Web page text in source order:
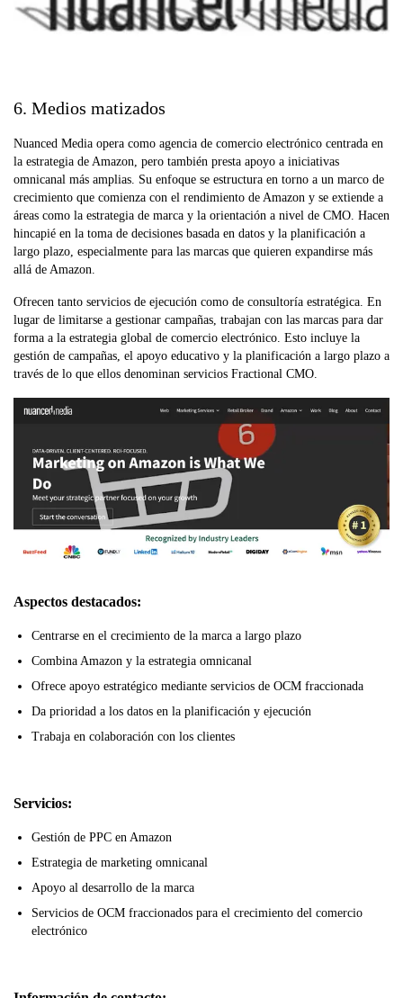
6. Medios matizados
Nuanced Media opera como agencia de comercio electrónico centrada en
la estrategia de Amazon, pero también presta apoyo a iniciativas
omnicanal más amplias. Su enfoque se estructura en torno a un marco de
crecimiento que comienza con el rendimiento de Amazon y se extiende a
áreas como la estrategia de marca y la orientación a nivel de CMO. Hacen
hincapié en la toma de decisiones basada en datos y la planificación a
largo plazo, especialmente para las marcas que quieren expandirse más
allá de Amazon.
Ofrecen tanto servicios de ejecución como de consultoría estratégica. En
lugar de limitarse a gestionar campañas, trabajan con las marcas para dar
forma a la estrategia global de comercio electrónico. Esto incluye la
gestión de campañas, el apoyo educativo y la planificación a largo plazo a
través de lo que ellos denominan servicios Fractional CMO.
Aspectos destacados:
Centrarse en el crecimiento de la marca a largo plazo
Combina Amazon y la estrategia omnicanal
Ofrece apoyo estratégico mediante servicios de OCM fraccionada
Da prioridad a los datos en la planificación y ejecución
Trabaja en colaboración con los clientes
Servicios:
Gestión de PPC en Amazon
Estrategia de marketing omnicanal
Apoyo al desarrollo de la marca
Servicios de OCM fraccionados para el crecimiento del comercio
electrónico